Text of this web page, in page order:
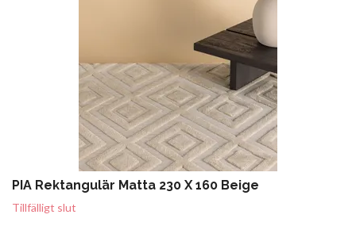
PIA Rektangulär Matta 230 X 160 Beige
Tillfälligt slut